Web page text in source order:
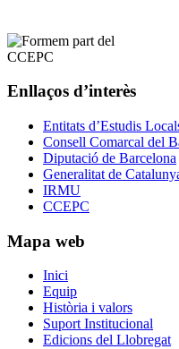
Enllaços d’interès
Entitats d’Estudis
Consell Comarcal del
Diputació de Barcelona
Generalitat de
IRMU
CCEPC
Mapa web
Inici
Equip
Història i valors
Suport Institucional
Edicions del Llobregat